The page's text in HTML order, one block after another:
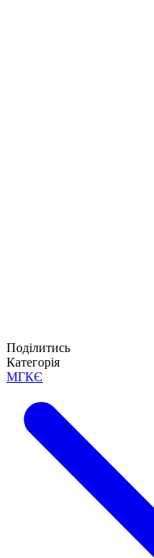
Поділитись
Категорія
МГКЄ